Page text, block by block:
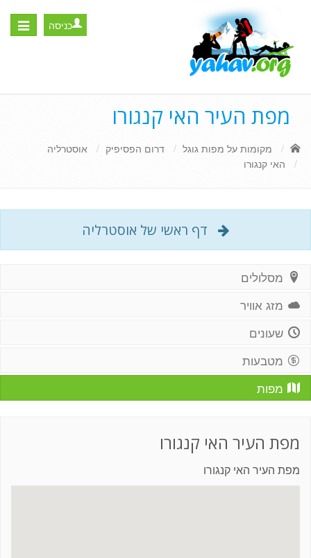
Toggle
כניסה
מפת העיר האי קנגורו
מקומות על מפות גוגל דרום הפסיפיק
אוסטרליה
האי קנגורו
דף ראשי של אוסטרליה
מסלולים
מזג אוויר
שעונים
מטבעות
מפות
מפת העיר האי קנגורו
מפת העיר האי קנגורו